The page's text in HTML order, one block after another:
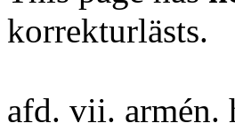
korrekturlästs.
afd. vii. armén.